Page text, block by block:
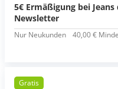
5€ Ermäßigung bei
Newsletter
Nur Neukunden 40,00 €
Gratis